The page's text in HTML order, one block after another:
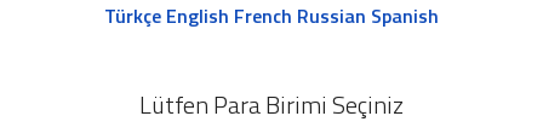
Türkçe English French Russian Spanish
Lütfen Para Birimi Seçiniz